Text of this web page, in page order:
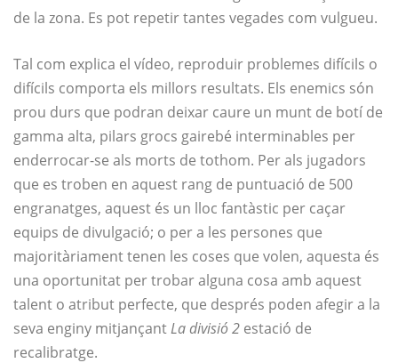
de la zona. Es pot repetir tantes vegades com vulgueu.
Tal com explica el vídeo, reproduir problemes difícils o
difícils comporta els millors resultats. Els enemics són
prou durs que podran deixar caure un munt de botí de
gamma alta, pilars grocs gairebé interminables per
enderrocar-se als morts de tothom. Per als jugadors
que es troben en aquest rang de puntuació de 500
engranatges, aquest és un lloc fantàstic per caçar
equips de divulgació; o per a les persones que
majoritàriament tenen les coses que volen, aquesta és
una oportunitat per trobar alguna cosa amb aquest
talent o atribut perfecte, que després poden afegir a la
seva enginy mitjançantLa divisió 2 estació de
recalibratge.